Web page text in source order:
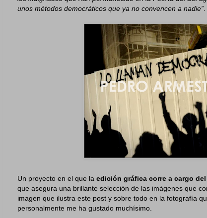
unos métodos democráticos que ya no convencen a nadie”
Un proyecto en el que la edición gráfica corre a cargo
que asegura una brillante selección de las imágenes que
imagen que ilustra este post y sobre todo en la fotografía
personalmente me ha gustado muchísimo.